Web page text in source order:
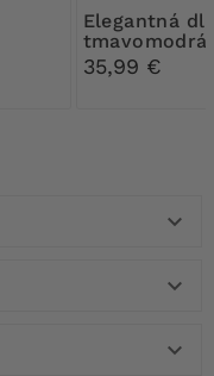
Elegantná dlhá
tmavomodrá
sukňa
35,99 €


